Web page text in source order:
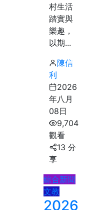
村生活
踏實與
樂趣，
以期...
陳信
利
2026
年八月
08日
9,704
觀看
13 分
享
綜合新聞
文教
2026